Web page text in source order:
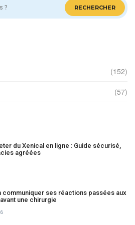
RECHERCHER
(152)
(57)
du Xenical en ligne : Guide sécurisé,
agréées
communiquer ses réactions passées aux
une chirurgie